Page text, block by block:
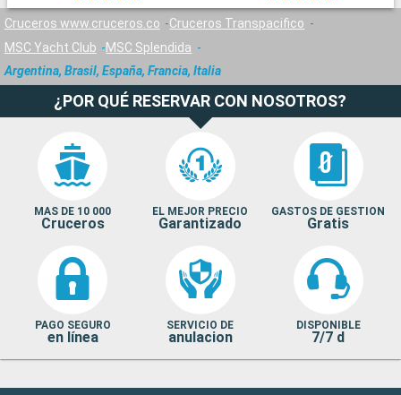
Cruceros www.cruceros.co
Cruceros Transpacifico
MSC Yacht Club
MSC Splendida
Argentina, Brasil, España, Francia, Italia
¿POR QUÉ RESERVAR CON NOSOTROS?
MAS DE 10 000
Cruceros
EL MEJOR PRECIO
Garantizado
GASTOS DE GESTION
Gratis
PAGO SEGURO
en línea
SERVICIO DE
anulacion
DISPONIBLE
7/7 d